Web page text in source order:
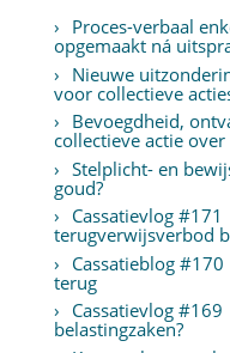
Proces-verbaal
opgemaakt ná
Nieuwe
voor collectieve
Bevoegdheid,
collectieve actie
Stelplicht- en
goud?
Cassatievlog
terugverwijsverbod
Cassatieblog
terug
Cassatievlog
belastingzaken?